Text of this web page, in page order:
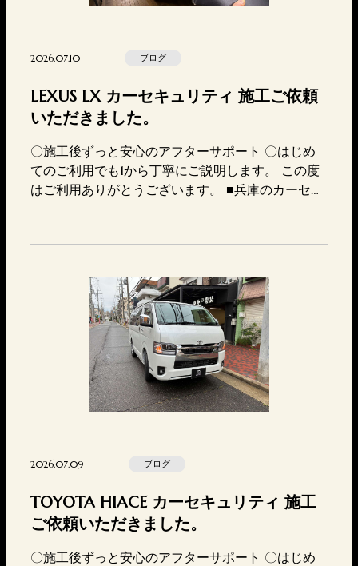
2026.07.10 ブログ
LEXUS LX カーセキュリティ 施工ご依頼
いただきました。
〇施工後ずっと安心のアフターサポート 〇はじめ
てのご利用でも1から丁寧にご説明します。 この度
はご利用ありがとうございます。 ■兵庫のカーセキ
0846兵庫県神戸市灘区岩屋北町2丁目4-7営業時間
2026.07.09 ブログ
TOYOTA HIACE カーセキュリティ 施工
ご依頼いただきました。
〇施工後ずっと安心のアフターサポート 〇はじめ